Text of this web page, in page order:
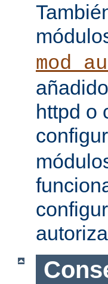
httpd o